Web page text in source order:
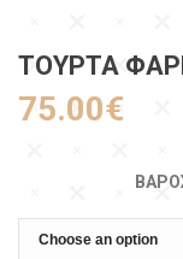
ΤΟΥΡΤΑ
75.00€